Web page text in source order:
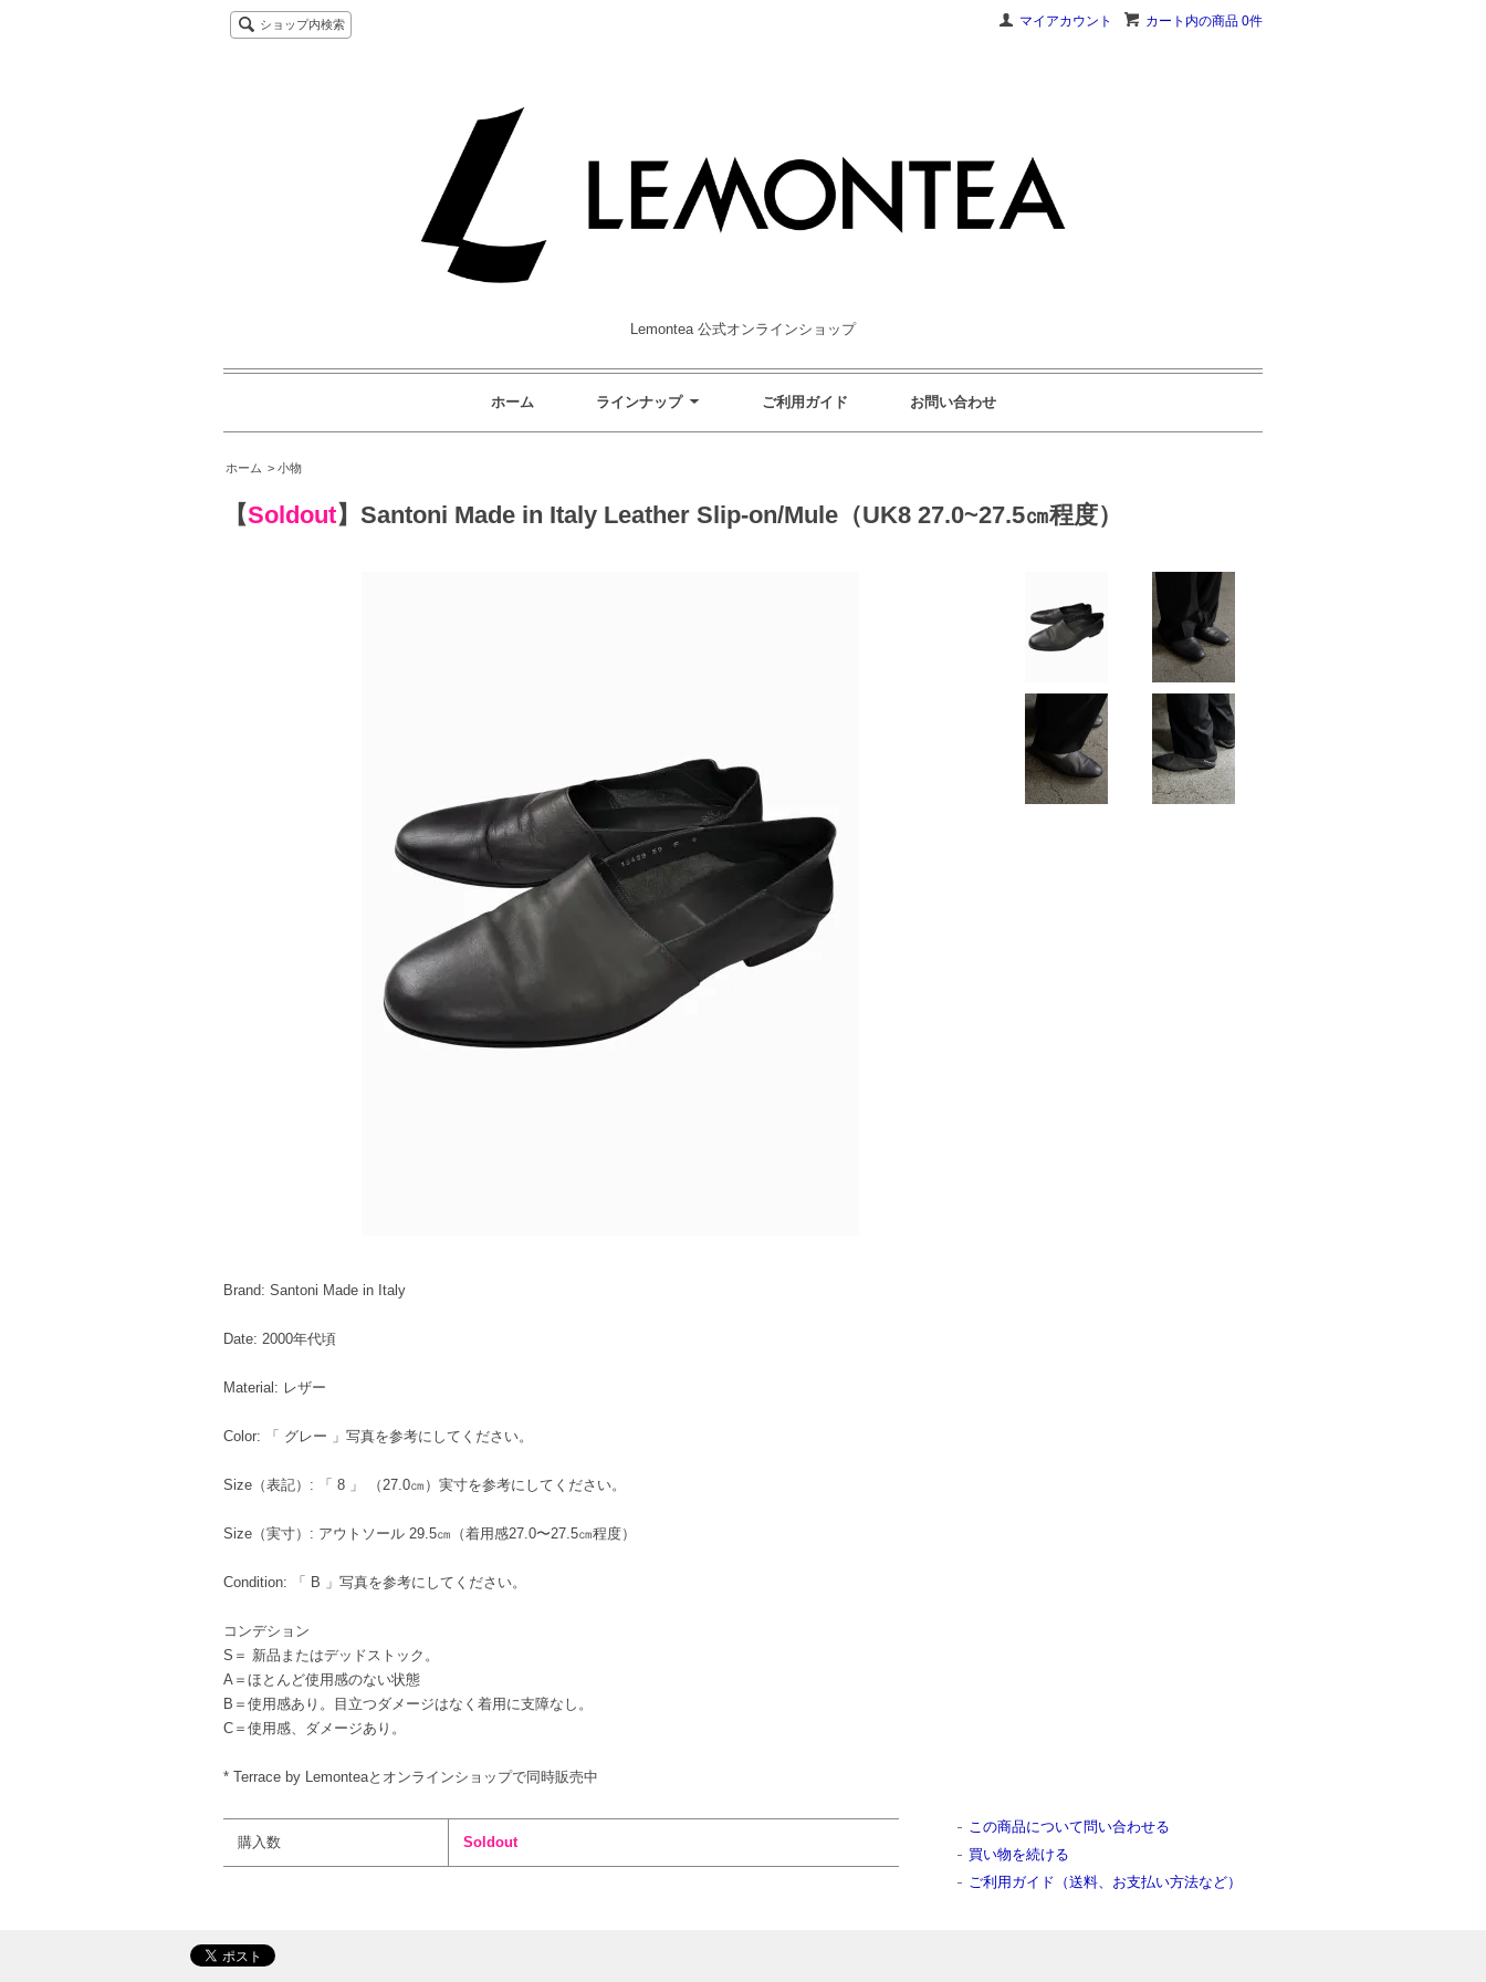
カート内の商品 0件
マイアカウント
ショップ内検索
Lemontea 公式オンラインショップ
ホーム ラインナップ ご利用ガイド お問い合わせ
ホーム 小物
【Soldout】 Santoni Made in Italy Leather Slip-on/Mule（UK8 27.0~27.5㎝程度）
Brand: Santoni Made in Italy
Date: 2000年代頃
Material: レザー
Color: 「 グレー 」写真を参考にしてください。
Size（表記）: 「 8 」 （27.0㎝）実寸を参考にしてください。
Size（実寸）: アウトソール 29.5㎝（着用感27.0〜27.5㎝程度）
Condition: 「 B 」写真を参考にしてください。
コンデション
S＝ 新品またはデッドストック。
A＝ほとんど使用感のない状態
B＝使用感あり。目立つダメージはなく着用に支障なし。
C＝使用感、ダメージあり。
* Terrace by Lemonteaとオンラインショップで同時販売中
購入数 Soldout
この商品について問い合わせる
買い物を続ける
ご利用ガイド（送料、お支払い方法など）